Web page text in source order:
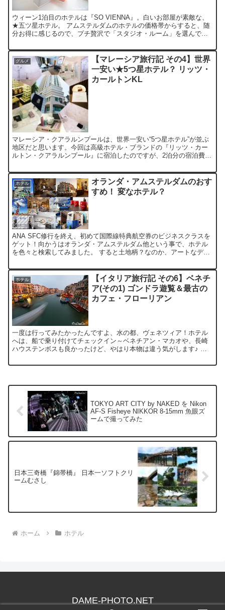
ウィーン1泊目のホテルは『SO VIENNA』。白いお部屋が素敵な、
★五ツ星ホテル。 アムステルダムのホテルの価格帯からすると、随
分お得に感じるので、プチ贅沢で「スタジオ・ルーム」を選んでみ
グルメ
【マレーシア旅行記 その4】世界
一安い★5つ星ホテル？ リッツ・
カールトンKL
マレーシア・クアラルンプールは、世界一安い“5つ星ホテル”が並ぶ
地区だと思います。今回は高級ホテル・ブランドの『リッツ・カー
ルトン・クアラルンプール』に宿泊したのですが、2泊分の宿泊費が
ホテル
オランダ・アムステルダムのおす
すめ！ 変なホテル？
ANA SFC修行を終え、初めて国際線特典航空券のビジネスクラスを
ゲット！向かうはオランダ・アムステルダム他という事で、ホテル
を色々と検索してみました。 すると土地柄？なのか、アートなデザ
ホテル
【イタリア旅行記 その6】ベネチ
ア(その1) ゴンドラ遊覧＆最古の
カフェ・フローリアン
一度は行ってみたかったんですよ、水の都、ヴェネツィア！ホテル
へは、船で乗り付けてチェックイン～ベネチアン・マカオや、長崎
ハウステンボスも良かったけど、やはり本物は違う気がします♪ 今
TOKYO ART CITY by NAKED を Nikon
AF-S Fisheye NIKKOR 8-15mm 魚眼ズ
ームで撮ってみた
日本三奇橋『錦帯橋』 日本一ソフトクリ
ームむさし
ホーム ホテル
DAME-PHOTO.NET